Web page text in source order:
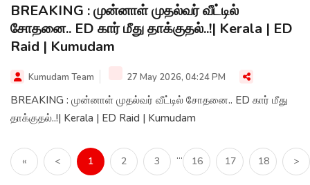
BREAKING : முன்னாள் முதல்வர் வீட்டில்
சோதனை.. ED கார் மீது தாக்குதல்..!| Kerala | ED
Raid | Kumudam
Kumudam Team 27 May 2026, 04:24 PM
BREAKING : முன்னாள் முதல்வர் வீட்டில் சோதனை.. ED கார் மீது
தாக்குதல்..!| Kerala | ED Raid | Kumudam
« < 1 2 3 ... 16 17 18 >